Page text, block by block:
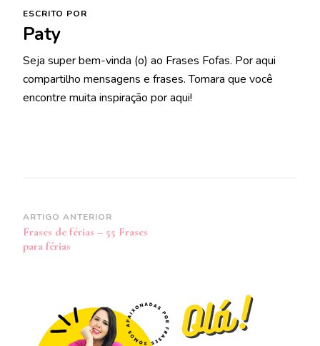
ESCRITO POR
Paty
Seja super bem-vinda (o) ao Frases Fofas. Por aqui
compartilho mensagens e frases. Tomara que você
encontre muita inspiração por aqui!
Navegação
de
post
ARTIGO ANTERIOR
Frases de férias – 55 Frases
para férias